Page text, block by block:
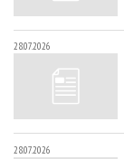
28.07.2026
28.07.2026